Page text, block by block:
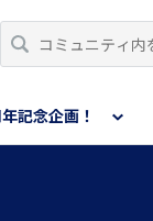
記念企画！